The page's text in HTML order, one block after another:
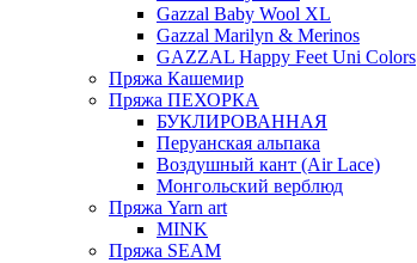
Gazzal Baby Wool XL
Gazzal Marilyn & Merinos
GAZZAL Happy Feet Uni Colors
Пряжа Кашемир
Пряжа ПЕХОРКА
БУКЛИРОВАННАЯ
Перуанская альпака
Воздушный кант (Air Lace)
Монгольский верблюд
Пряжа Yarn art
MINK
Пряжа SEAM